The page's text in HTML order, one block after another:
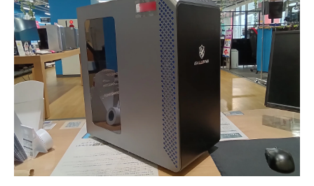
デジタルドックブログ